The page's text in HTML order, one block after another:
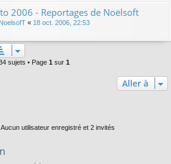
2006 - Reportages de Noëlsoft
NoelsofT « 18 oct. 2006, 22:53
sujets • Page 1 sur 1
Aller à
utilisateur enregistré et 2 invités